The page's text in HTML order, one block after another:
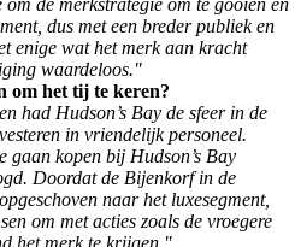
de merkstrategie om te gooien en
dus met een breder publiek en
enige wat het merk aan kracht
waardeloos."
om het tij te keren?
had Hudson’s Bay de sfeer in de
in vriendelijk personeel.
gaan kopen bij Hudson’s Bay
Doordat de Bijenkorf in de
naar het luxesegment,
om met acties zoals de vroegere
het merk te krijgen."